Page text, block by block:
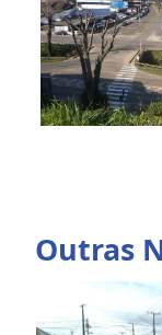
Outras